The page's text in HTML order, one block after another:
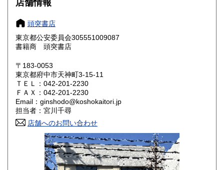
岐阜県
愛知県
滋賀県
大阪府 1,800円
奈良県 1,800円
鳥取県
1,800円 広島県
1,800円 徳島県
店舗情報
頭突書店
東京都公安委員会305551009087
書籍商 頭突書店
〒183-0053
東京都府中市天神町3-15-11
ＴＥＬ：042-201-2230
ＦＡＸ：042-201-2230
Email：ginshodo@koshokaitori.jp
担当者：宮川千尋
店舗へのお問い合わせ